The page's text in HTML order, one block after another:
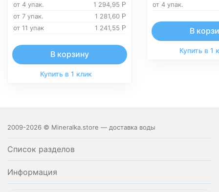
от 4 упак. 1 294,95 Р
от 7 упак. 1 281,60 Р
от 11 упак 1 241,55 Р
В корзину
Купить в 1 клик
от 4 упак.
В
Купить в 1
2009-2026 © Mineralka.store — доставка воды
Список разделов
Информация